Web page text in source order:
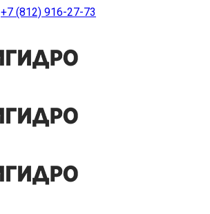
+7 (812) 916-27-73